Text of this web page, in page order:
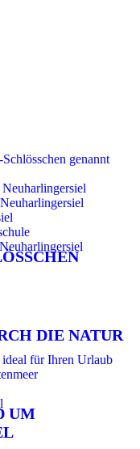
genannt
DIE NATUR
für Ihren Urlaub
UM